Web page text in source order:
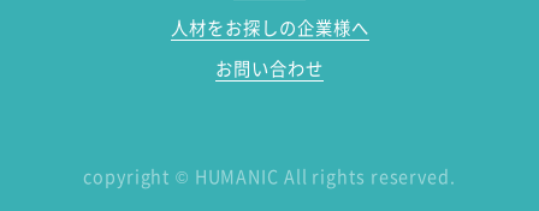
人材をお探しの企業様へ
お問い合わせ
copyright © HUMANIC All rights reserved.